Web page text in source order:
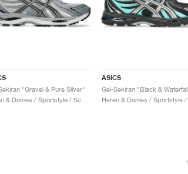
"Gravel & Pure Silver"
ASICS
Gel-Sekiran "Black &